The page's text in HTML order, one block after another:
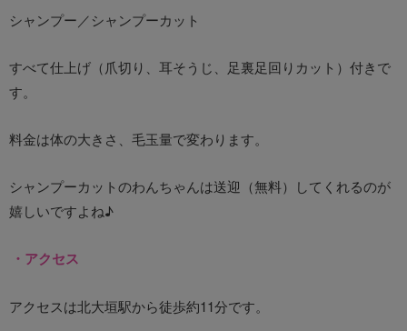
シャンプー／シャンプーカット
すべて仕上げ（爪切り、耳そうじ、足裏足回りカット）付きで
す。
料金は体の大きさ、毛玉量で変わります。
シャンプーカットのわんちゃんは送迎（無料）してくれるのが
嬉しいですよね♪
・アクセス
アクセスは北大垣駅から徒歩約11分です。